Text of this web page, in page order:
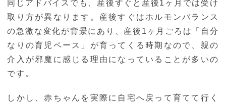
同じアドバイスでも、産後すぐと産後1ヶ月では受け
取り方が異なります。産後すぐはホルモンバランス
の急激な変化が背景にあり、産後1ヶ月ごろは「自分
なりの育児ペース」が育ってくる時期なので、親の
介入が邪魔に感じる理由になっていることが多いの
です。
しかし、赤ちゃんを実際に自宅へ戻って育てて行く